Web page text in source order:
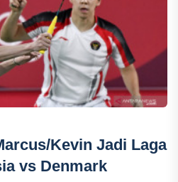
Kevin Jadi Laga
vs Denmark